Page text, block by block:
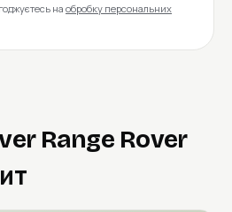
на обробку персональних
Range Rover